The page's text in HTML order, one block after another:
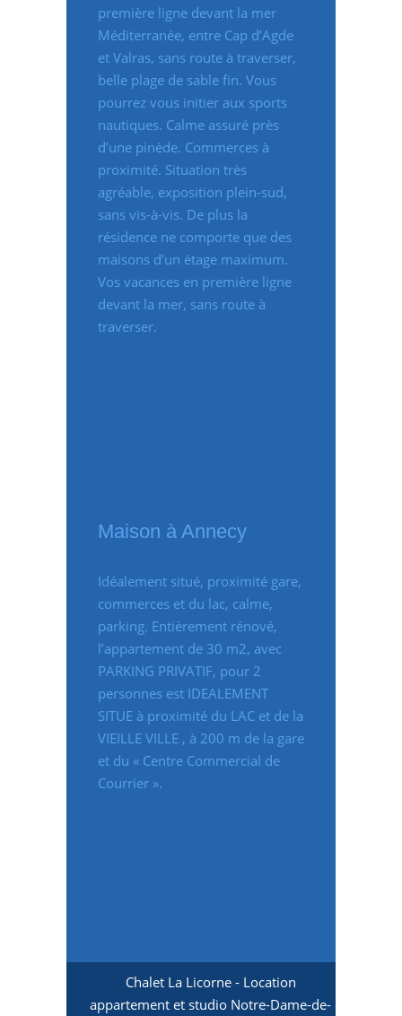
première ligne devant la mer
Méditerranée, entre Cap d’Agde
et Valras, sans route à traverser,
belle plage de sable fin. Vous
pourrez vous initier aux sports
nautiques. Calme assuré près
d’une pinède. Commerces à
proximité. Situation très
agréable, exposition plein-sud,
sans vis-à-vis. De plus la
résidence ne comporte que des
maisons d’un étage maximum.
Vos vacances en première ligne
devant la mer, sans route à
traverser.
Maison à Annecy
Idéalement situé, proximité gare,
commerces et du lac, calme,
parking. Entièrement rénové,
l’appartement de 30 m2, avec
PARKING PRIVATIF, pour 2
personnes est IDEALEMENT
SITUE à proximité du LAC et de la
VIEILLE VILLE , à 200 m de la gare
et du « Centre Commercial de
Courrier ».
Chalet La Licorne - Location
appartement et studio Notre-Dame-de-